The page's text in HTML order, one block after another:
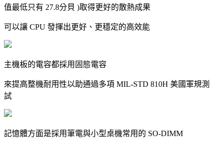
值最低只有 27.8分貝 )取得更好的散熱成果
可以讓 CPU 發揮出更好、更穩定的高效能
主機板的電容都採用固態電容
來提高整機耐用性以助通過多項 MIL-STD 810H 美國軍規測
試
記憶體方面是採用筆電與小型桌機常用的 SO-DIMM